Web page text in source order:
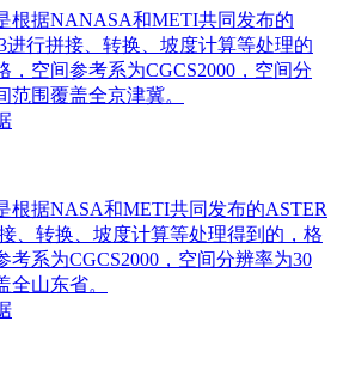
根据NANASA和METI共同发布的
进行拼接、转换、坡度计算等处理的
，空间参考系为CGCS2000，空间分
范围覆盖全京津冀。
根据NASA和METI共同发布的ASTER
、转换、坡度计算等处理得到的，格
考系为CGCS2000，空间分辨率为30
全山东省。